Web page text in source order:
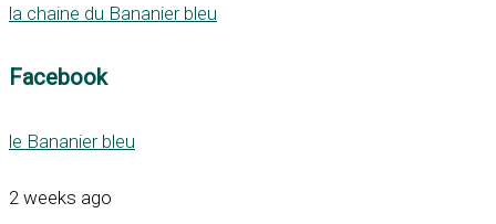
la chaine du Bananier bleu
Facebook
le Bananier bleu
2 weeks ago